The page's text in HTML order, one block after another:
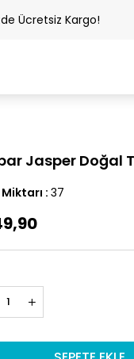
Ücretsiz Kargo!
Jasper Doğal
: 37